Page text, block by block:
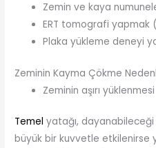
Zemin ve kaya
ERT tomografi
Plaka yükleme deneyi
Zeminin Kayma Çökme
Zeminin aşırı yüklenmesi
Temel yatağı, dayanabileceği
büyük bir kuvvetle etkilenirse